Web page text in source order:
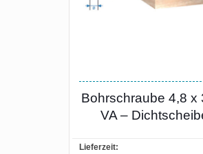
Bohrschraube 4,8 x
VA –
Lieferzeit: